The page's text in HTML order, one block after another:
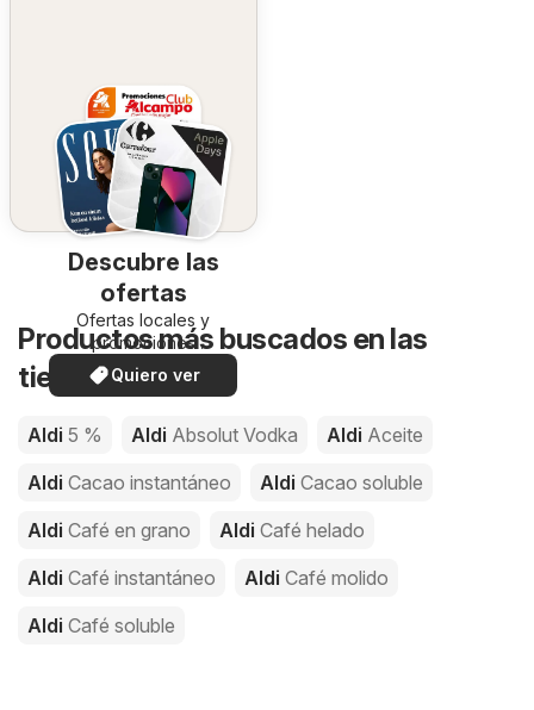
Descubre las
ofertas
Ofertas locales y
promociones
especiales.
Quiero ver
Productos más buscados en las
tiendas de Aldi
Aldi 5 % Aldi Absolut Vodka Aldi Aceite
Aldi Cacao instantáneo Aldi Cacao soluble
Aldi Café en grano Aldi Café helado
Aldi Café instantáneo Aldi Café molido
Aldi Café soluble